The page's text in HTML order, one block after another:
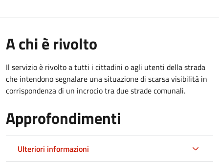
A chi è rivolto
Il servizio è rivolto a tutti i cittadini o agli utenti della strada
che intendono segnalare una situazione di scarsa visibilità in
corrispondenza di un incrocio tra due strade comunali.
Approfondimenti
Ulteriori informazioni